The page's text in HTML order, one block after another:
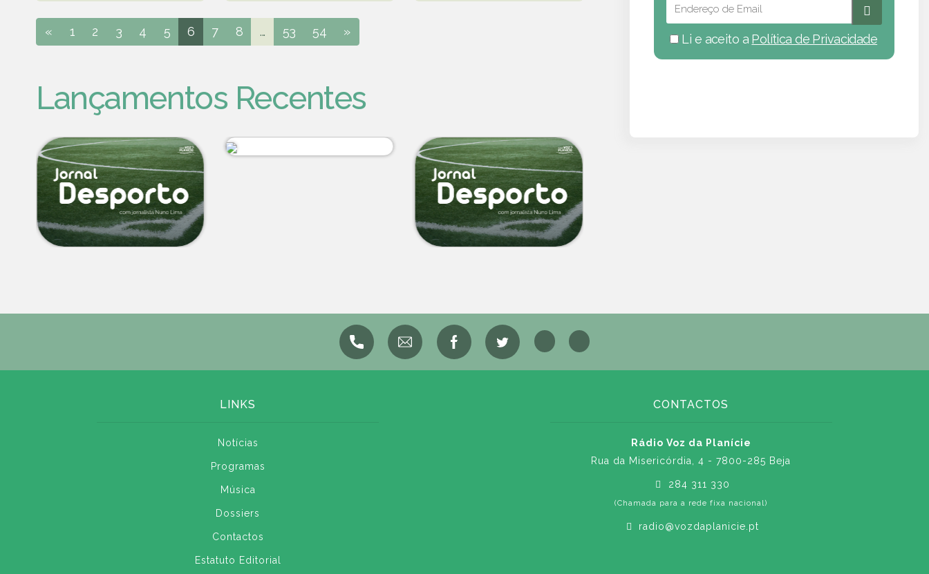
« 1 2 3 4 5 6 7 8 ... 53 54 »
Lançamentos Recentes
Li e aceito a Política de Privacidade
LINKS
Notícias
Programas
Música
Dossiers
Contactos
Estatuto Editorial
CONTACTOS
Rádio Voz da Planície
Rua da Misericórdia, 4 - 7800-285 Beja
284 311 330
(Chamada para a rede fixa nacional)
radio@vozdaplanicie.pt